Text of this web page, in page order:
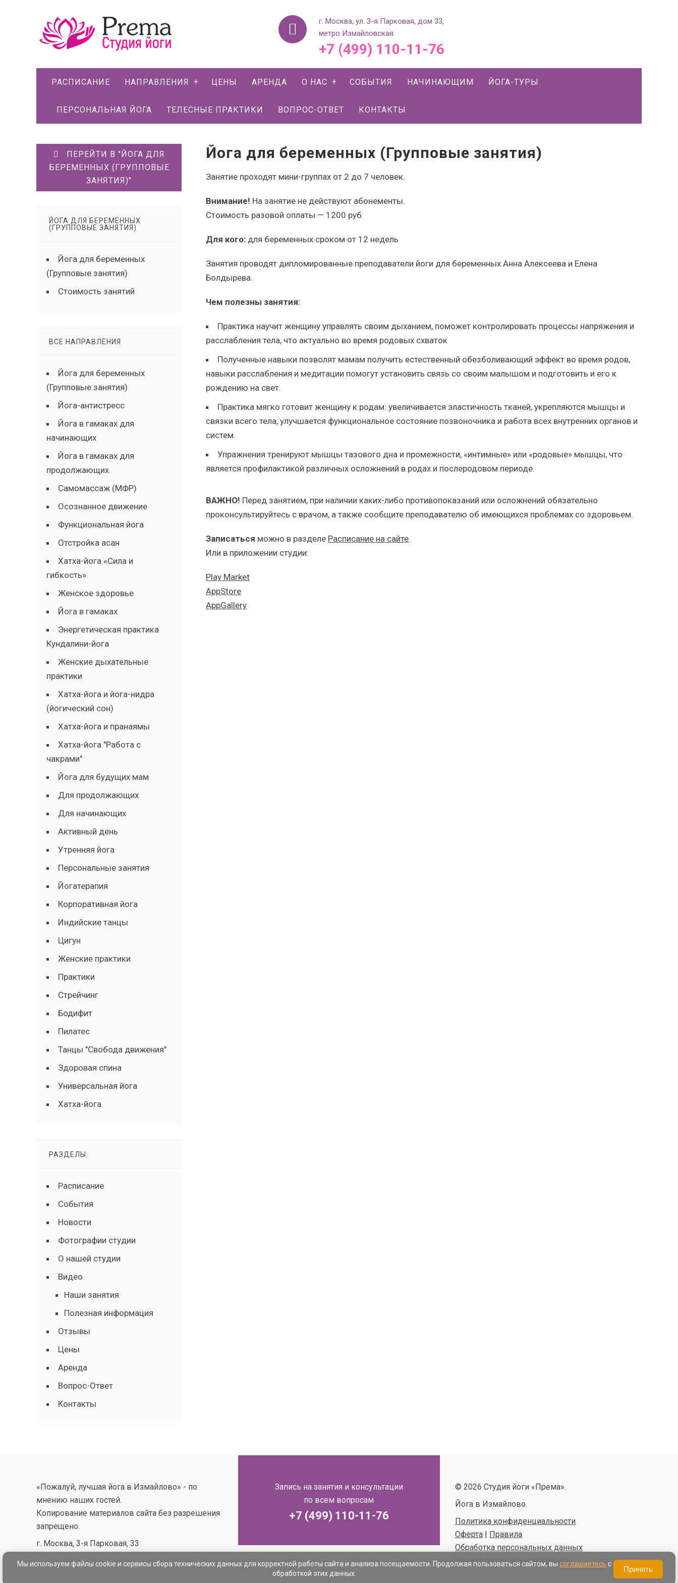
г. Москва, ул. 3-я Парковая, дом 33,
метро Измайловская
+7 (499) 110-11-76
РАСПИСАНИЕ НАПРАВЛЕНИЯ ЦЕНЫ АРЕНДА О НАС СОБЫТИЯ НАЧИНАЮЩИМ ЙОГА-ТУРЫ
ПЕРСОНАЛЬНАЯ ЙОГА ТЕЛЕСНЫЕ ПРАКТИКИ ВОПРОС-ОТВЕТ КОНТАКТЫ
Йога для беременных (Групповые занятия)
Занятие проходят мини-группах от 2 до 7 человек.
Внимание! На занятие не действуют абонементы.
Стоимость разовой оплаты — 1200 руб.
Для кого: для беременных сроком от 12 недель
Занятия проводят дипломированные преподаватели йоги для беременных Анна Алексеева и Елена
Болдырева.
Чем полезны занятия:
Практика научит женщину управлять своим дыханием, поможет контролировать процессы напряжения и
расслабления тела, что актуально во время родовых схваток
Полученные навыки позволят мамам получить естественный обезболивающий эффект во время родов,
навыки расслабления и медитации помогут установить связь со своим малышом и подготовить и его к
рождению на свет.
Практика мягко готовит женщину к родам: увеличивается эластичность тканей, укрепляются мышцы и
связки всего тела, улучшается функциональное состояние позвоночника и работа всех внутренних органов и
систем.
Упражнения тренируют мышцы тазового дна и промежности, «интимные» или «родовые» мышцы, что
является профилактикой различных осложнений в родах и послеродовом периоде.
ВАЖНО! Перед занятием, при наличии каких-либо противопоказаний или осложнений обязательно
проконсультируйтесь с врачом, а также сообщите преподавателю об имеющихся проблемах со здоровьем.
Записаться можно в разделе Расписание на сайте.
Или в приложении студии:
Play Market
AppStore
AppGallery
ПЕРЕЙТИ В "ЙОГА ДЛЯ
БЕРЕМЕННЫХ (ГРУППОВЫЕ
ЗАНЯТИЯ)"
ЙОГА ДЛЯ БЕРЕМЕННЫХ
(ГРУППОВЫЕ ЗАНЯТИЯ)
Йога для беременных
(Групповые занятия)
Стоимость занятий
ВСЕ НАПРАВЛЕНИЯ
Йога для беременных
(Групповые занятия)
Йога-антистресс
Йога в гамаках для
начинающих
Йога в гамаках для
продолжающих
Самомассаж (МФР)
Осознанное движение
Функциональная йога
Отстройка асан
Хатха-йога «Сила и
гибкость»
Женское здоровье
Йога в гамаках
Энергетическая практика
Кундалини-йога
Женские дыхательные
практики
Хатха-йога и йога-нидра
(йогический сон)
Хатха-йога и пранаямы
Хатха-йога "Работа с
чакрами"
Йога для будущих мам
Для продолжающих
Для начинающих
Активный день
Утренняя йога
Персональные занятия
Йогатерапия
Корпоративная йога
Индийские танцы
Цигун
Женские практики
Практики
Стрейчинг
Бодифит
Пилатес
Танцы "Свобода движения"
Здоровая спина
Универсальная йога
Хатха-йога
РАЗДЕЛЫ:
Расписание
События
Новости
Фотографии студии
О нашей студии
Видео
Наши занятия
Полезная информация
Отзывы
Цены
Аренда
Вопрос-Ответ
Контакты
«Пожалуй, лучшая йога в Измайлово» - по
мнению наших гостей.
Копирование материалов сайта без разрешения
запрещено.
г. Москва, 3-я Парковая, 33
Запись на занятия и консультации
по всем вопросам
+7 (499) 110-11-76
© 2026 Студия йоги «Према».
Йога в Измайлово.
Политика конфиденциальности
Оферта| Правила
Обработка персональных данных
Защита персональных данных
Мы используем файлы cookie и сервисы сбора технических данных для корректной работы сайта и анализа посещаемости. Продолжая пользоваться сайтом, вы соглашаетесь с
обработкой этих данных.
Принять